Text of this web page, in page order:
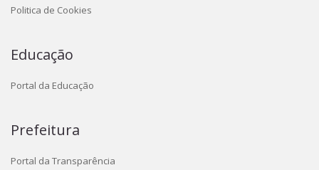
Politica de Cookies
Educação
Portal da Educação
Prefeitura
Portal da Transparência